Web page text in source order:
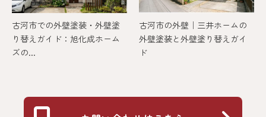
古河市での外壁塗装・外壁塗
り替えガイド：旭化成ホーム
ズの...
古河市の外壁｜三井ホームの
外壁塗装と外壁塗り替えガイ
ド